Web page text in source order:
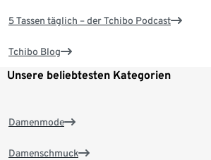
5 Tassen täglich – der Tchibo Podcast
Tchibo Blog
Unsere beliebtesten Kategorien
Damenmode
Damenschmuck